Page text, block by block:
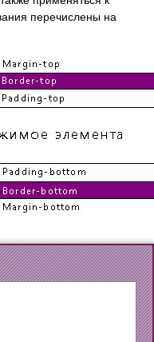
перечислены на